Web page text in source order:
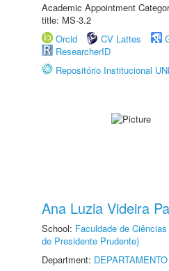
Academic Appointment
title: MS-3.2
Orcid
CV Lattes
ResearcherID
Repositório Institucional
Ana Luzia Videira
School: Faculdade de
de Presidente Prudente)
Department: